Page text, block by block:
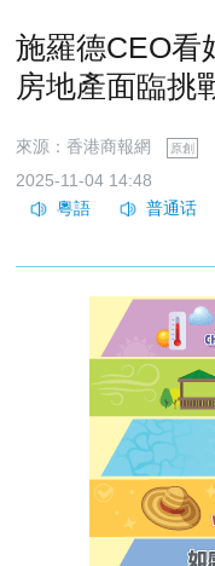
施羅德CEO看
房地產面臨挑
來源：香港商報網 原創
2025-11-04 14:48